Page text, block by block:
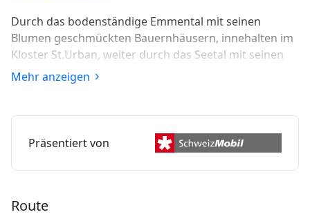
Durch das bodenständige Emmental mit seinen
Blumen geschmückten Bauernhäusern, innehalten im
Kloster St.Urban, weiter durch das Seetal mit seinen
Schilf geränderten Flachseen, über die Reuss ins
Säuliamt, schon ruft die Grossstadt Zürich.
Mehr anzeigen
Präsentiert von
Route